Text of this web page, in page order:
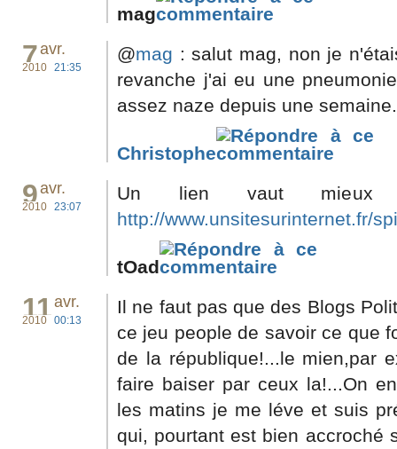
mag
7avr.
2010 21:35
@mag : salut mag, non je
revanche j'ai eu une
assez naze depuis une semaine.
Christophe
9avr.
2010 23:07
Un lien vaut mieux
http://www.unsitesurinternet.fr/
tOad
11avr.
2010 00:13
Il ne faut pas que des Blogs
ce jeu people de savoir ce que
de la république!...le mien,par
faire baiser par ceux la!...On
les matins je me léve et suis
qui, pourtant est bien accroché